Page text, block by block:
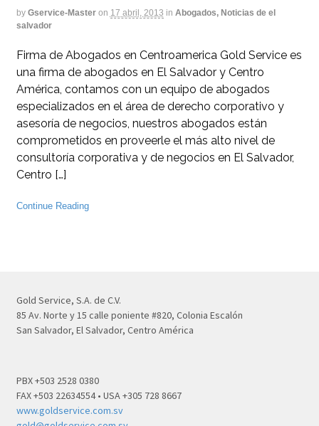
by Gservice-Master on 17 abril, 2013 in Abogados, Noticias de el
salvador
Firma de Abogados en Centroamerica Gold Service es
una firma de abogados en El Salvador y Centro
América, contamos con un equipo de abogados
especializados en el área de derecho corporativo y
asesoría de negocios, nuestros abogados están
comprometidos en proveerle el más alto nivel de
consultoría corporativa y de negocios en El Salvador,
Centro […]
Continue Reading
Gold Service, S.A. de C.V.
85 Av. Norte y 15 calle poniente #820, Colonia Escalón
San Salvador, El Salvador, Centro América
PBX +503 2528 0380
FAX +503 22634554 • USA +305 728 8667
www.goldservice.com.sv